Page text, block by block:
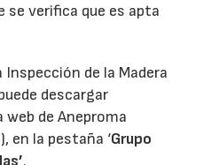
se verifica que es apta
Inspección de la Madera
descargar
de Aneproma
), en la pestaña ‘Grupo